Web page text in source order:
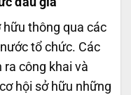
hữu thông qua các
tổ chức. Các
công khai và
hội sở hữu những